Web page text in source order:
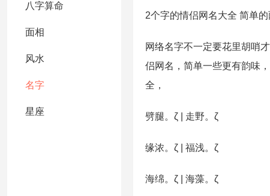
八字算命
面相
风水
名字
星座
2个字的情侣网名大全 简单
网络名字不一定要花里胡哨
侣网名，简单一些更有韵味
全，
劈腿。ζ | 走野。ζ
缘浓。ζ | 福浅。ζ
海绵。ζ | 海藻。ζ